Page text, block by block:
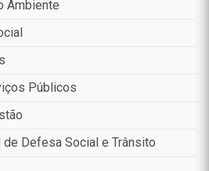
Ambiente
Públicos
Defesa Social e Trânsito